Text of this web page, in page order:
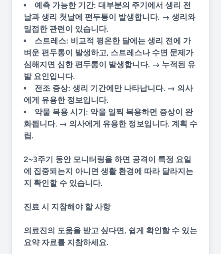
예측 가능한 기간: 대부분의 주기에서 생리 전
날과 생리 첫날에 편두통이 발생합니다. → 생리와
밀접한 관련이 있습니다.
스트레스: 비교적 평온한 달에는 생리 전에 가
벼운 편두통이 발생하고, 스트레스나 수면 문제가
심해지면 심한 편두통이 발생합니다. → 누적된 유
발 요인입니다.
전조 증상: 생리 기간에만 나타납니다. → 의사
에게 유용한 정보입니다.
약물 복용 시기: 약을 일찍 복용하면 증상이 완
화됩니다. → 의사에게 유용한 정보입니다. 계획 수
립.
2~3주기 동안 모니터링을 하면 공격이 특정 요일
에 집중되는지 아니면 생활 환경에 따라 달라지는
지 확인할 수 있습니다.
진료 시 지참해야 할 사항
의료진의 도움을 받고 싶다면, 쉽게 확인할 수 있는
요약 자료를 지참하세요.